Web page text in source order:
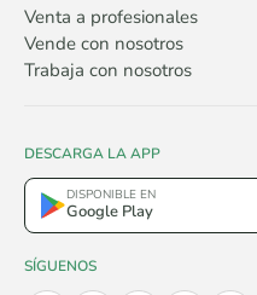
Venta a profesionales
Vende con nosotros
Trabaja con nosotros
DESCARGA LA APP
DISPONIBLE EN
Google Play
SÍGUENOS